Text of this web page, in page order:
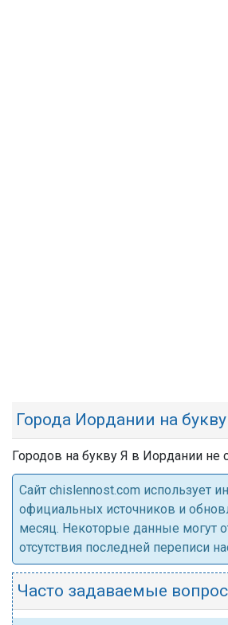
Города Иордании на
Городов на букву Я в Иордании не
Cайт chislennost.com использует
официальных источников и
месяц. Некоторые данные могут
отсутствия последней переписи
Часто задаваемые